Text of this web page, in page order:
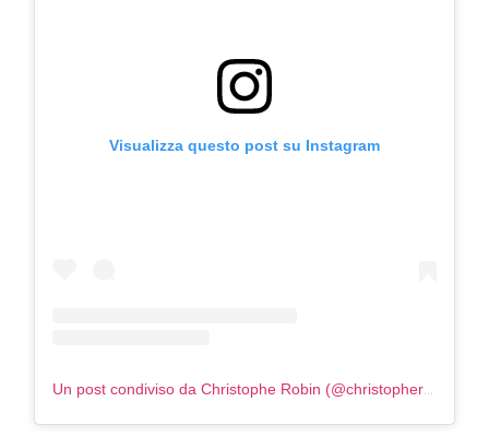
Visualizza questo post su Instagram
Un post condiviso da Christophe Robin (@christopherobinparis)